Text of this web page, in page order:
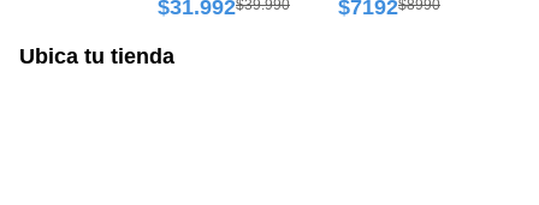
$31.992$39.990 $7192$8990
Ubica tu tienda